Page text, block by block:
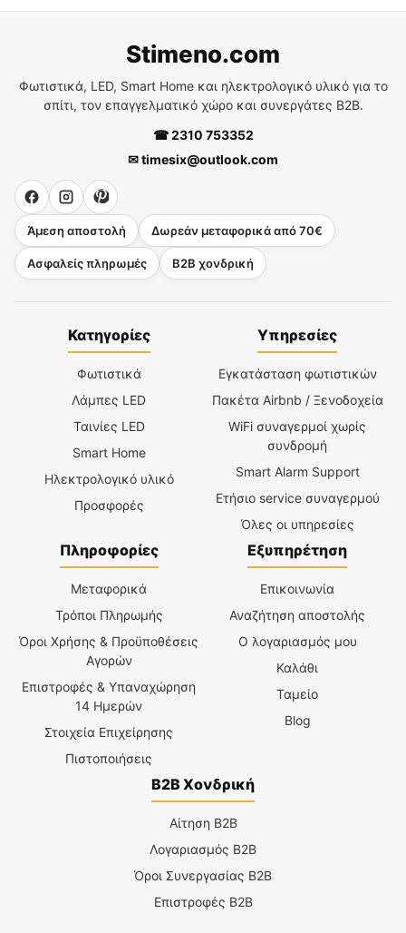
Stimeno.com
Φωτιστικά, LED, Smart Home και ηλεκτρολογικό υλικό για το
σπίτι, τον επαγγελματικό χώρο και συνεργάτες B2B.
☎ 2310 753352
✉ timesix@outlook.com
Άμεση αποστολή Δωρεάν μεταφορικά από 70€
Ασφαλείς πληρωμές B2B χονδρική
Κατηγορίες
Φωτιστικά
Λάμπες LED
Ταινίες LED
Smart Home
Ηλεκτρολογικό υλικό
Προσφορές
Υπηρεσίες
Εγκατάσταση φωτιστικών
Πακέτα Airbnb / Ξενοδοχεία
WiFi συναγερμοί χωρίς
συνδρομή
Smart Alarm Support
Ετήσιο service συναγερμού
Όλες οι υπηρεσίες
Πληροφορίες
Μεταφορικά
Τρόποι Πληρωμής
Όροι Χρήσης & Προϋποθέσεις
Αγορών
Επιστροφές & Υπαναχώρηση
14 Ημερών
Στοιχεία Επιχείρησης
Πιστοποιήσεις
Εξυπηρέτηση
Επικοινωνία
Αναζήτηση αποστολής
Ο λογαριασμός μου
Καλάθι
Ταμείο
Blog
B2B Χονδρική
Αίτηση B2B
Λογαριασμός B2B
Όροι Συνεργασίας B2B
Επιστροφές B2B